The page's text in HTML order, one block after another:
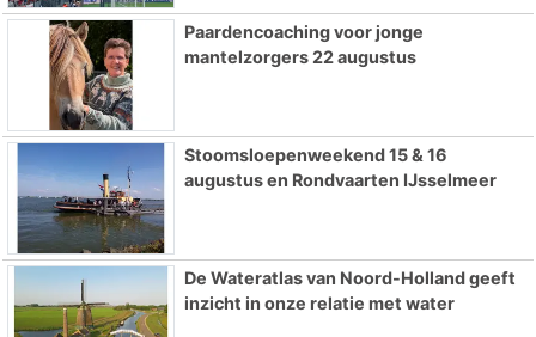
Paardencoaching voor jonge
mantelzorgers 22 augustus
Stoomsloepenweekend 15 & 16
augustus en Rondvaarten IJsselmeer
De Wateratlas van Noord-Holland geeft
inzicht in onze relatie met water